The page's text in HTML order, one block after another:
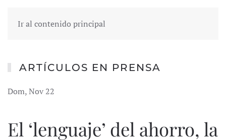
Ir al contenido principal
ARTÍCULOS EN PRENSA
Dom, Nov 22
El ‘lenguaje’ del ahorro, la